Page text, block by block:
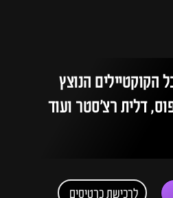
הנוצץ
דלית רצ'סטר ועוד
לרכישת כרטיסים